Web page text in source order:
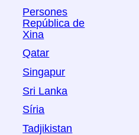
Persones
República de
Xina
Qatar
Singapur
Sri Lanka
Síria
Tadjikistan